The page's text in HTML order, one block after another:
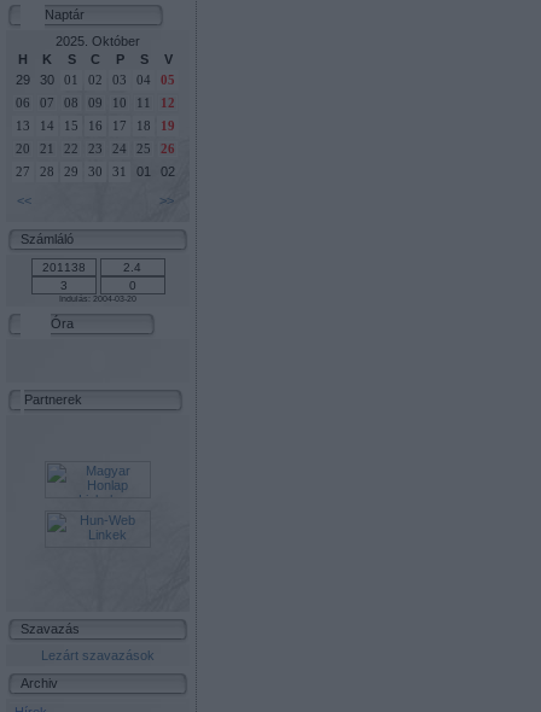
Naptár
2025. Október
H
K S C P S
V
29
30 01 02 03 04
05
06
07 08 09 10 11
12
13
14 15 16 17 18
19
20
21 22 23 24 25
26
27
28 29 30 31 01
02
<<
>>
Számláló
Indulás: 2004-03-20
Óra
Partnerek
Szavazás
Lezárt szavazások
Archiv